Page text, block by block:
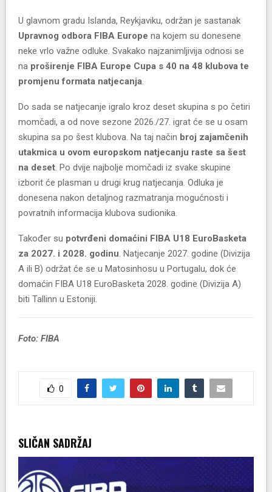
U glavnom gradu Islanda, Reykjaviku, održan je sastanak
Upravnog odbora FIBA Europe na kojem su donesene
neke vrlo važne odluke. Svakako najzanimljivija odnosi se
na proširenje FIBA Europe Cupa s 40 na 48 klubova te
promjenu formata natjecanja.
Do sada se natjecanje igralo kroz deset skupina s po četiri
momčadi, a od nove sezone 2026./27. igrat će se u osam
skupina sa po šest klubova. Na taj način broj zajamčenih
utakmica u ovom europskom natjecanju raste sa šest
na deset. Po dvije najbolje momčadi iz svake skupine
izborit će plasman u drugi krug natjecanja. Odluka je
donesena nakon detaljnog razmatranja mogućnosti i
povratnih informacija klubova sudionika.
Također su potvrđeni domaćini FIBA U18 EuroBasketa
za 2027. i 2028. godinu. Natjecanje 2027. godine (Divizija
A ili B) održat će se u Matosinhosu u Portugalu, dok će
domaćin FIBA U18 EuroBasketa 2028. godine (Divizija A)
biti Tallinn u Estoniji.
Foto: FIBA
0
SLIČAN SADRŽAJ